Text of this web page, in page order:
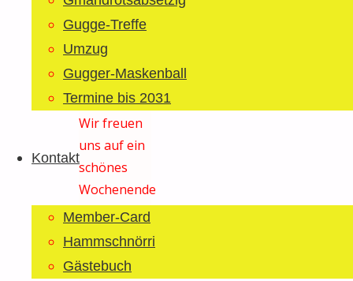
Gugge-Treffe
Umzug
Gugger-Maskenball
Termine bis 2031
Kontakt
Member-Card
Hammschnörri
Gästebuch
gibt es
unter
http://www.buetschwiler-
fasnacht.ch
Wir freuen
uns auf ein
schönes
Wochenende
mit euch!
Vorheriger
BeitragHammschnörri